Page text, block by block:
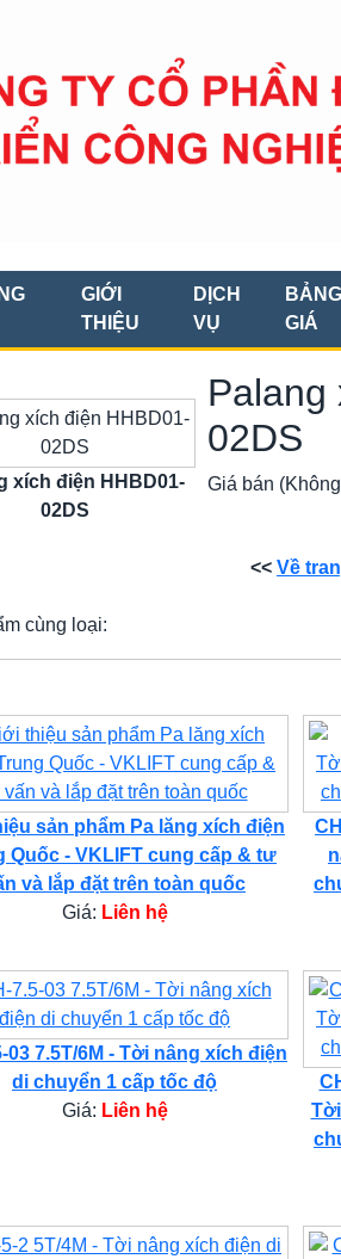
GIỚI
THIỆU
DỊCH
VỤ
BẢNG
GIÁ
xích điện HHBD01-
02DS
Palang
02DS
Giá bán
<< Về
cùng loại:
sản phẩm Pa lăng xích điện
Quốc - VKLIFT cung cấp & tư
và lắp đặt trên toàn quốc
Giá: Liên hệ
03 7.5T/6M - Tời nâng xích điện
di chuyển 1 cấp tốc độ
Giá: Liên hệ